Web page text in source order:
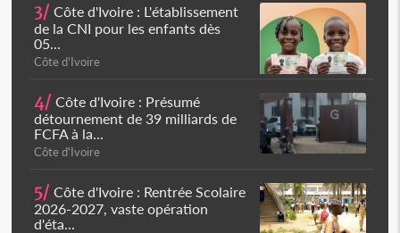
3/ Côte d'Ivoire : L'établissement
de la CNI pour les enfants dès
05...
Côte d'Ivoire
4/ Côte d'Ivoire : Présumé
détournement de 39 milliards de
FCFA à la...
Côte d'Ivoire
5/ Côte d'Ivoire : Rentrée Scolaire
2026-2027, vaste opération
d'éta...